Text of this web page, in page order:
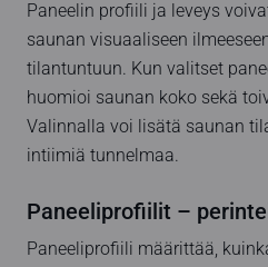
Paneelin profiili ja leveys
saunan visuaaliseen
tilantuntuun. Kun valitset
huomioi saunan koko sekä
Valinnalla voi lisätä saunan
intiimiä tunnelmaa.
Paneeliprofiilit –
Paneeliprofiili määrittää,